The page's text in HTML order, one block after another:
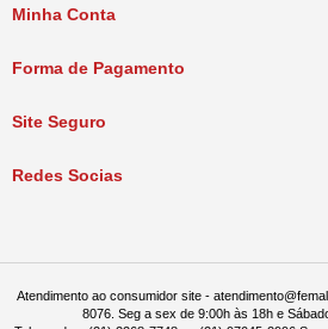
Política de Pagamento
Política de Entrega
Minha Conta
Forma de Pagamento
Site Seguro
Redes Socias
Atendimento ao consumidor site -
8076. Seg a sex de 9:00h às 18h e